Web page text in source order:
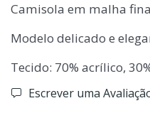
Camisola em malha
Modelo delicado e
Tecido: 70% acrílico,
Escrever uma